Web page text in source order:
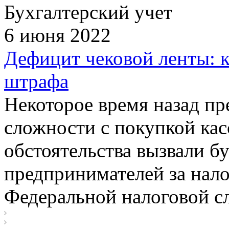
Бухгалтерский учет
6 июня 2022
Дефицит чековой ленты:
штрафа
Некоторое время назад
сложности с покупкой
обстоятельства вызвали
предпринимателей за
Федеральной налоговой